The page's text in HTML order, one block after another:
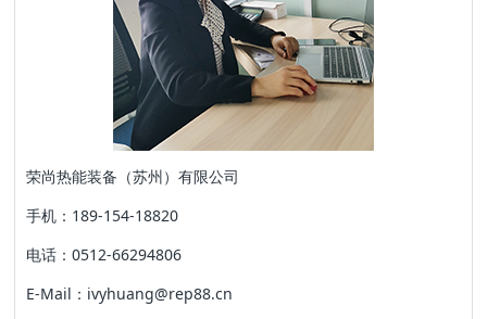
荣尚热能装备（苏州）有限公司
手机：189-154-18820
电话：0512-66294806
E-Mail：ivyhuang@rep88.cn